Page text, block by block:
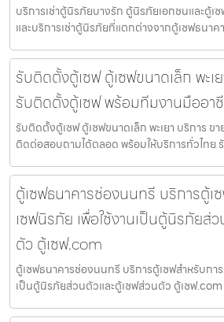
บริการเช่าตู้นิรภัยบางรัก ตู้นิรภัยเอกชนและตู้เ
และบริการเช่าตู้นิรภัยที่แตกต่างจากตู้เซฟธนาค
รับติดตั้งตู้เซฟ ตู้เซฟขนาดเล็ก พะเ
รับติดตั้งตู้เซฟ พร้อมทีมงานมืออา
รับติดตั้งตู้เซฟ ตู้เซฟขนาดเล็ก พะเยา บริการ ข
ติดต่อสอบถามได้ตลอด พร้อมให้บริการทั่วไทย
ตู้เซฟธนาคารช่องนนทรี บริการตู้เ
เซฟนิรภัย เพื่อใช้งานเป็นตู้นิรภัยส่
ตัว ตู้เซฟ.com
ตู้เซฟธนาคารช่องนนทรี บริการตู้เซฟสำหรับการ
เป็นตู้นิรภัยส่วนตัวและตู้เซฟส่วนตัว ตู้เซฟ